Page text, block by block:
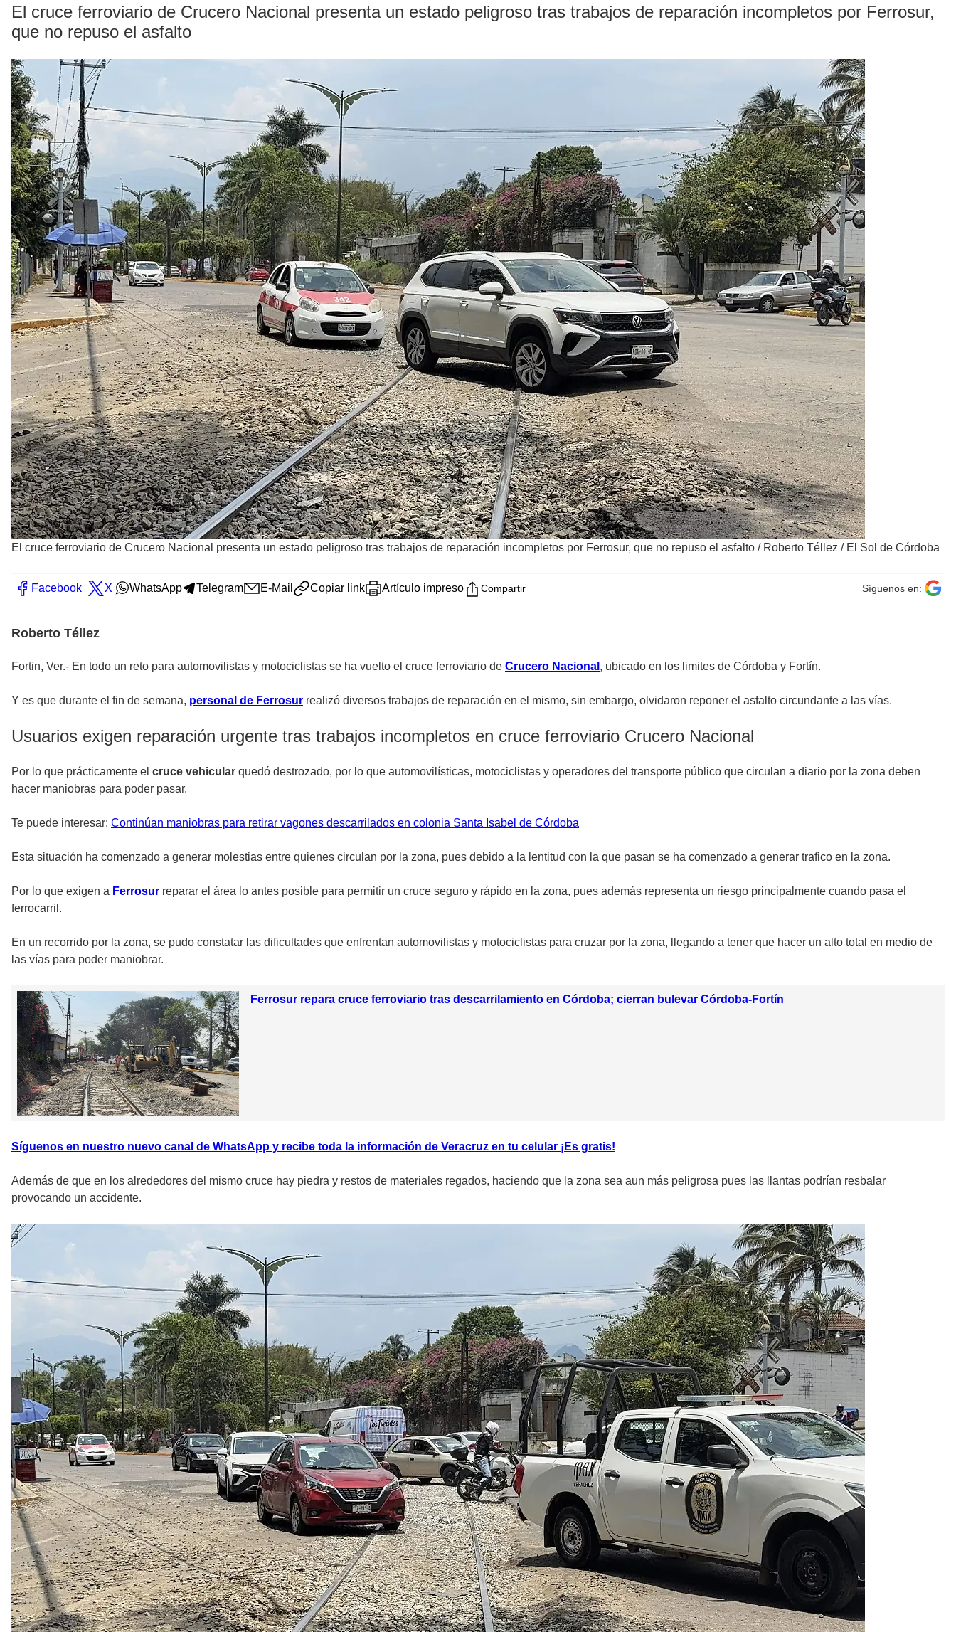
El cruce ferroviario de Crucero Nacional presenta un estado peligroso tras trabajos de reparación incompletos por Ferrosur,
que no repuso el asfalto
El cruce ferroviario de Crucero Nacional presenta un estado peligroso tras trabajos de reparación incompletos por Ferrosur, que no repuso el asfalto / Roberto Téllez / El Sol de Córdoba
Facebook X WhatsApp Telegram E-Mail Copiar link Artículo impreso Compartir Síguenos en:
Roberto Téllez
Fortin, Ver.- En todo un reto para automovilistas y motociclistas se ha vuelto el cruce ferroviario de Crucero Nacional , ubicado en los limites de Córdoba y Fortín.
Y es que durante el fin de semana, personal de Ferrosur realizó diversos trabajos de reparación en el mismo, sin embargo, olvidaron reponer el asfalto circundante a las vías.
Usuarios exigen reparación urgente tras trabajos incompletos en cruce ferroviario Crucero Nacional
Por lo que prácticamente el cruce vehicular quedó destrozado, por lo que automovilísticas, motociclistas y operadores del transporte público que circulan a diario por la zona deben
hacer maniobras para poder pasar.
Te puede interesar: Continúan maniobras para retirar vagones descarrilados en colonia Santa Isabel de Córdoba
Esta situación ha comenzado a generar molestias entre quienes circulan por la zona, pues debido a la lentitud con la que pasan se ha comenzado a generar trafico en la zona.
Por lo que exigen a Ferrosur reparar el área lo antes posible para permitir un cruce seguro y rápido en la zona, pues además representa un riesgo principalmente cuando pasa el
ferrocarril.
En un recorrido por la zona, se pudo constatar las dificultades que enfrentan automovilistas y motociclistas para cruzar por la zona, llegando a tener que hacer un alto total en medio de
las vías para poder maniobrar.
Ferrosur repara cruce ferroviario tras descarrilamiento en Córdoba; cierran bulevar Córdoba-Fortín
Síguenos en nuestro nuevo canal de WhatsApp y recibe toda la información de Veracruz en tu celular ¡Es gratis!
Además de que en los alrededores del mismo cruce hay piedra y restos de materiales regados, haciendo que la zona sea aun más peligrosa pues las llantas podrían resbalar
provocando un accidente.